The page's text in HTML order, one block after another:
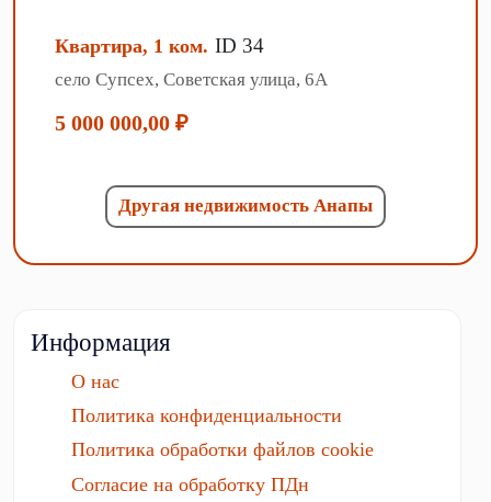
Квартира, 1 ком. ID 34
село Супсех, Советская улица, 6А
5 000 000,00 ₽
Другая недвижимость Анапы
Информация
О нас
Политика конфиденциальности
Политика обработки файлов cookie
Согласие на обработку ПДн